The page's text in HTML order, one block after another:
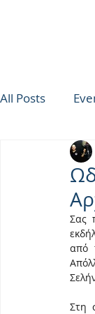
All Posts
ΟΥΡΑΝΟΣ
TROODOS
Σας
από
Στη